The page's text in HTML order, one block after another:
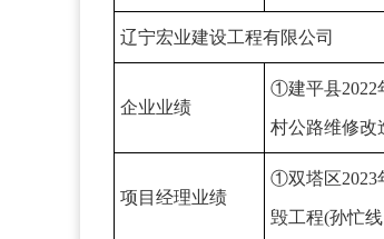
辽宁宏业建设工程有限公司
企业业绩
①建平县2022
村公路维修改
项目经理业绩
①双塔区2023
毁工程(孙忙